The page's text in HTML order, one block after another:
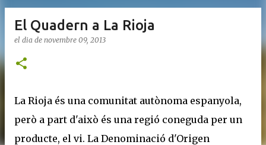
El Quadern a La Rioja
el dia de novembre 09, 2013
La Rioja és una comunitat autònoma espanyola,
però a part d'això és una regió coneguda per un
producte, el vi. La Denominació d'Origen